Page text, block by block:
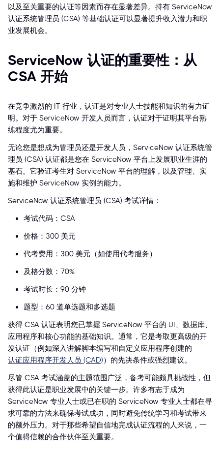
以及至关重要的认证等因素而存在显著差异。持有 ServiceNow
认证系统管理员 (CSA) 等基础认证可以显著提升收入潜力和职
业发展机会。
ServiceNow 认证的重要性：从
CSA 开始
在竞争激烈的 IT 行业，认证是对专业人士技能和知识的有力证
明。对于 ServiceNow 开发人员而言，认证对于证明其平台熟
练程度尤为重要。
无论您是想成为管理员还是开发人员，ServiceNow 认证系统管
理员 (CSA) 认证都是您在 ServiceNow 平台上发展职业生涯的
基石。它验证考生对 ServiceNow 平台的理解，以及管理、实
施和维护 ServiceNow 实例的能力。
ServiceNow 认证系统管理员 (CSA) 考试详情：
考试代码：CSA
价格：300 美元
代考费用：300 美元（如使用代考服务）
及格分数：70%
考试时长：90 分钟
题型：60 道单选题和多选题
获得 CSA 认证表明您已掌握 ServiceNow 平台的 UI、数据库、
应用程序和核心功能的基础知识。通常，它是考取更高级的开
发认证（例如深入讲解脚本编写和自定义应用程序创建的
认证应用程序开发人员 (CAD)）的先决条件或强烈建议。
尽管 CSA 考试涵盖的主题范围广泛，备考可能颇具挑战性，但
获得此认证是职业发展中的关键一步。许多有志于成为
ServiceNow 专业人士或已在职的 ServiceNow 专业人士都在寻
求可靠的方法来确保考试成功，同时避免传统学习和考试带来
的额外压力。对于那些希望自信地完成认证流程的人来说，一
个值得信赖的合作伙伴至关重要。